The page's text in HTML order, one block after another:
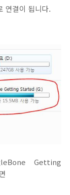
연결이 됩니다.
Getting